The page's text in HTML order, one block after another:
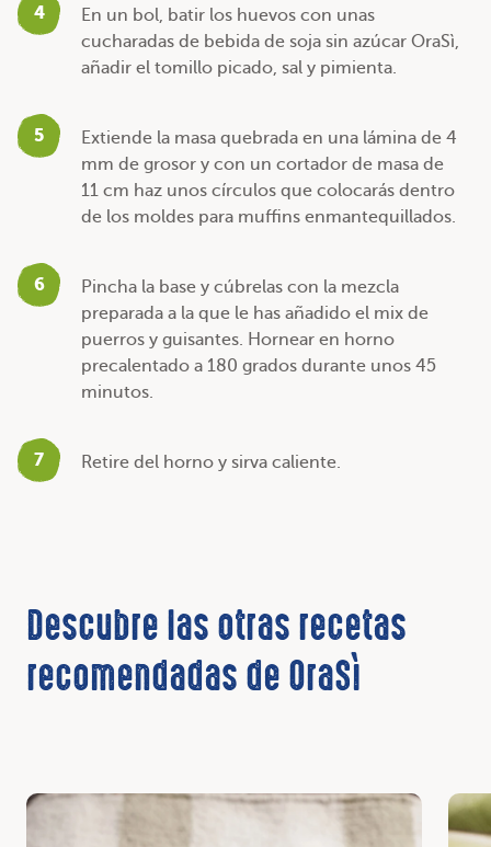
4
En un bol, batir los huevos con unas
cucharadas de bebida de soja sin azúcar OraSì,
añadir el tomillo picado, sal y pimienta.
5
Extiende la masa quebrada en una lámina de 4
mm de grosor y con un cortador de masa de
11 cm haz unos círculos que colocarás dentro
de los moldes para muffins enmantequillados.
6
Pincha la base y cúbrelas con la mezcla
preparada a la que le has añadido el mix de
puerros y guisantes. Hornear en horno
precalentado a 180 grados durante unos 45
minutos.
7 Retire del horno y sirva caliente.
Descubre las otras recetas
recomendadas de OraSì
Descubrir